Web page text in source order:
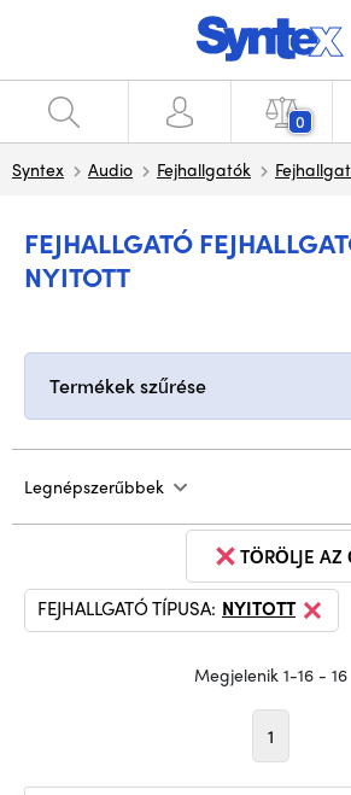
0
Syntex Audio Fejhallgatók
FEJHALLGATÓ
NYITOTT
Termékek szűrése
Legnépszerűbbek
TÖRÖLJE AZ
FEJHALLGATÓ TÍPUSA: NYITOTT
Megjelenik 1-16 - 16
1